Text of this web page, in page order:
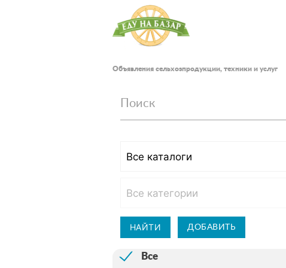
Объявления сельхозпродукции, техники и услуг
Поиск
НАЙТИ ДОБАВИТЬ
Все